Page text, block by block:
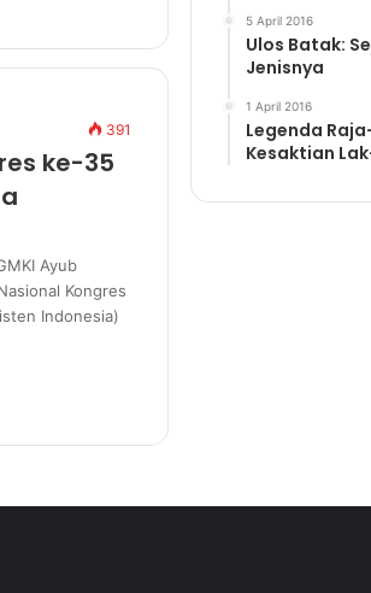
391
ke-35
Ayub
Kongres
Indonesia)
5 April 2016
Ulos Batak:
Jenisnya
1 April 2016
Legenda
Kesaktian